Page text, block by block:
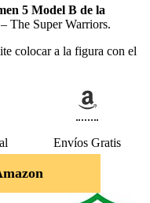
5 Model B de la
The Super Warriors.
colocar a la figura con el
Envíos Gratis